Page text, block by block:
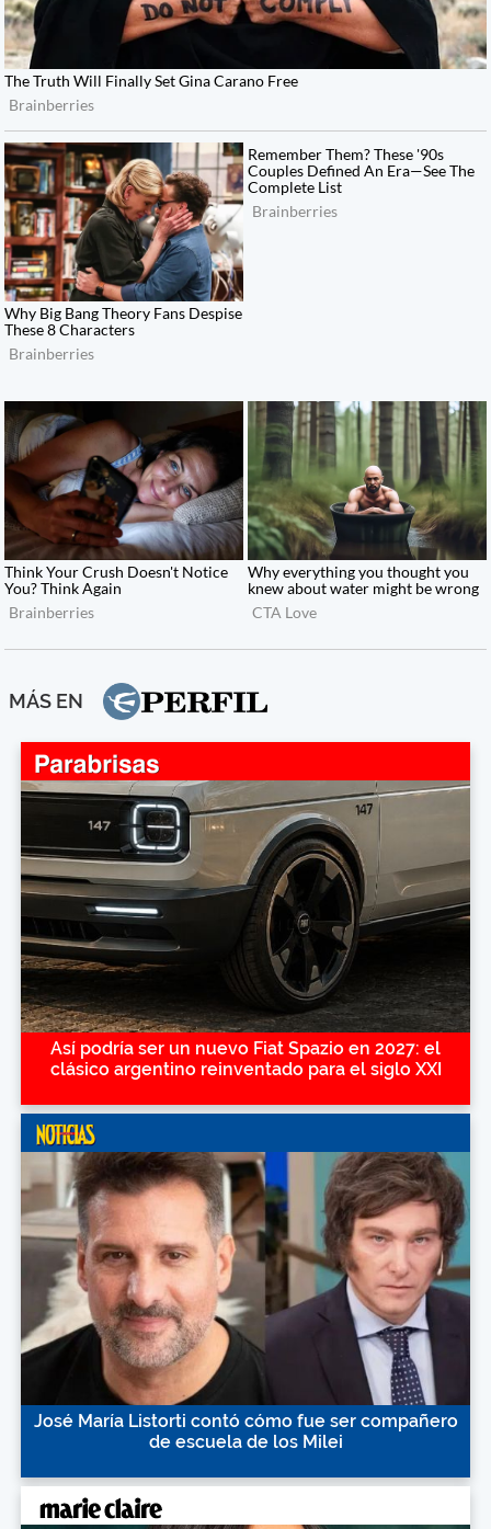
MÁS EN
Así podría ser un nuevo Fiat Spazio en 2027: el
clásico argentino reinventado para el siglo XXI
José María Listorti contó cómo fue ser compañero
de escuela de los Milei